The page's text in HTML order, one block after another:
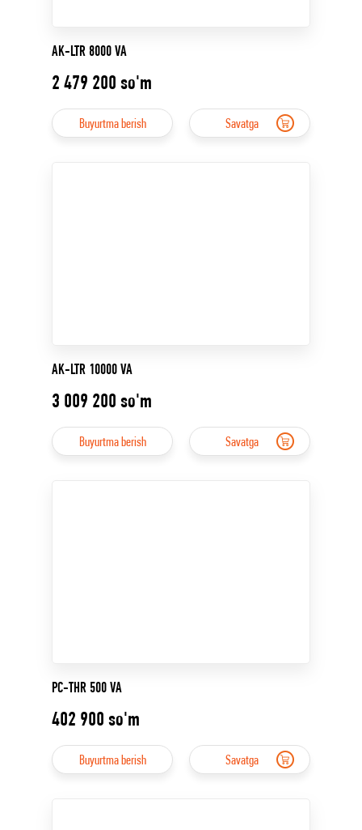
AK-LTR 8000 VA
2 479 200 so'm
Buyurtma berish Savatga
AK-LTR 10000 VA
3 009 200 so'm
Buyurtma berish Savatga
PC-THR 500 VA
402 900 so'm
Buyurtma berish Savatga